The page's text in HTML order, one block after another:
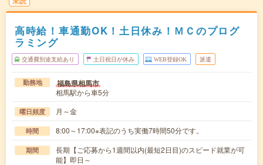
高時給！車通勤OK！土日休み！ＭＣのプログ
ラミング
交通費別途支給あり 土日祝日が休み WEB登録OK 派遣
勤務地 福島県相馬市
相馬駅から車5分
曜日頻度 月～金
時間 8:00～17:00※表記のうち実働7時間50分です。
期間
長期【ご応募から1週間以内(最短2日目)のスピード就業が可
能】即日～